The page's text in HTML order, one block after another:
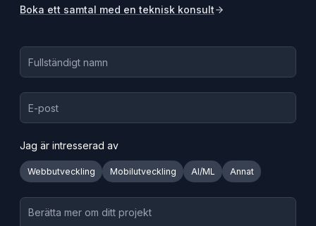
Boka ett samtal med en teknisk konsult
Jag är intresserad av
Webbutveckling Mobilutveckling AI/ML Annat